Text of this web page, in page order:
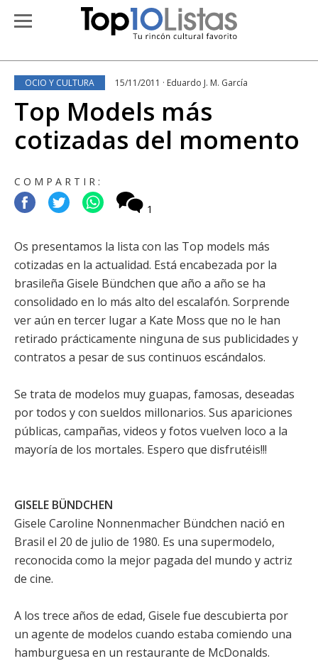
OCIO Y CULTURA 15/11/2011 · Eduardo J. M. García
Top Models más
cotizadas del momento
COMPARTIR:
1
Os presentamos la lista con las Top models más
cotizadas en la actualidad. Está encabezada por la
brasileña Gisele Bündchen que año a año se ha
consolidado en lo más alto del escalafón. Sorprende
ver aún en tercer lugar a Kate Moss que no le han
retirado prácticamente ninguna de sus publicidades y
contratos a pesar de sus continuos escándalos.
Se trata de modelos muy guapas, famosas, deseadas
por todos y con sueldos millonarios. Sus apariciones
públicas, campañas, videos y fotos vuelven loco a la
mayoría de los mortales. Espero que disfrutéis!!!
GISELE BÜNDCHEN
Gisele Caroline Nonnenmacher Bündchen nació en
Brasil el 20 de julio de 1980. Es una supermodelo,
reconocida como la mejor pagada del mundo y actriz
de cine.
A los trece años de edad, Gisele fue descubierta por
un agente de modelos cuando estaba comiendo una
hamburguesa en un restaurante de McDonalds.